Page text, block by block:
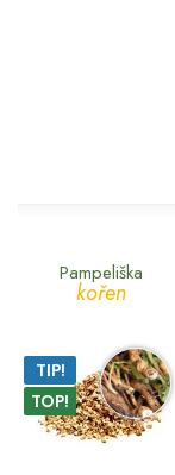
Pampeliška
kořen
TIP!
TOP!